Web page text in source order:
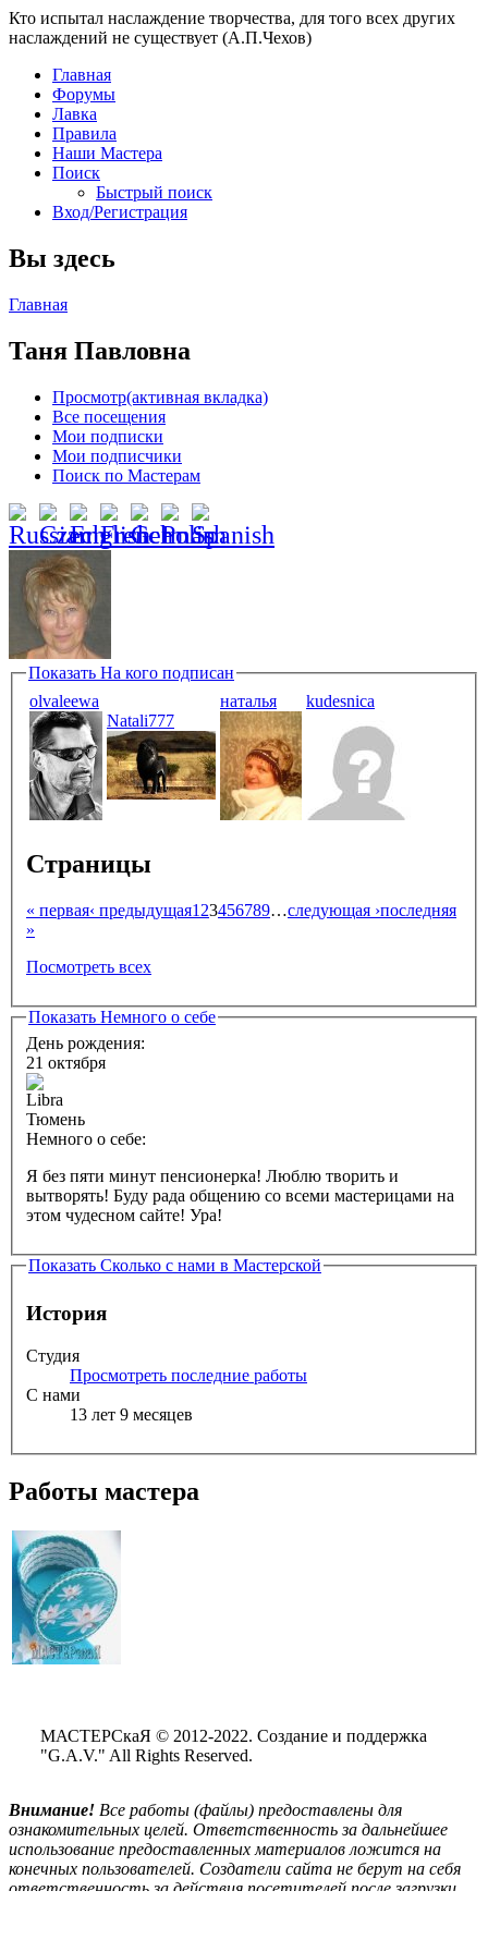
Кто испытал наслаждение творчества, для того всех других
наслаждений не существует (А.П.Чехов)
Главная
Форумы
Лавка
Правила
Наши Мастера
Поиск
Быстрый поиск
Вход/Регистрация
Вы здесь
Главная
Таня Павловна
Просмотр(активная вкладка)
Все посещения
Мои подписки
Мои подписчики
Поиск по Мастерам
Показать На кого подписан
olvaleewa
Natali777
наталья kudesnica
Страницы
« первая‹ предыдущая1 23456789…следующая ›последняя
»
Посмотреть всех
Показать Немного о себе
День рождения:
21 октября
Тюмень
Немного о себе:
Я без пяти минут пенсионерка! Люблю творить и
вытворять! Буду рада общению со всеми мастерицами на
этом чудесном сайте! Ура!
Показать Сколько с нами в Мастерской
История
Студия
Просмотреть последние работы
С нами
13 лет 9 месяцев
Работы мастера
МАСТЕРСкаЯ © 2012-2022. Создание и поддержка
"G.A.V." All Rights Reserved.
Внимание! Все работы (файлы) предоставлены для
ознакомительных целей. Ответственность за дальнейшее
использование предоставленных материалов ложится на
конечных пользователей. Создатели сайта не берут на себя
ответственность за действия посетителей после загрузки